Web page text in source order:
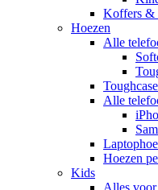
Koffers &
Hoezen
Alle
Alle
Hoezen
Kids
Alles